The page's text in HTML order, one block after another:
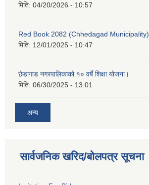
मिति: 04/20/2026 - 10:57
Red Book 2082 (Chhedagad Municipality)
मिति: 12/01/2025 - 10:47
छेडागाड नगरपालिकाको १० वर्षे शिक्षा योजना।
मिति: 06/30/2025 - 13:01
अन्य
सार्वजनिक खरिद/बोलपत्र सूचना